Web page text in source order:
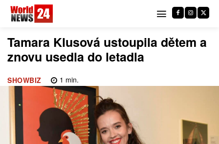
Tamara Klusová ustoupila dětem a
znovu usedla do letadla
SHOWBIZ 1 min.